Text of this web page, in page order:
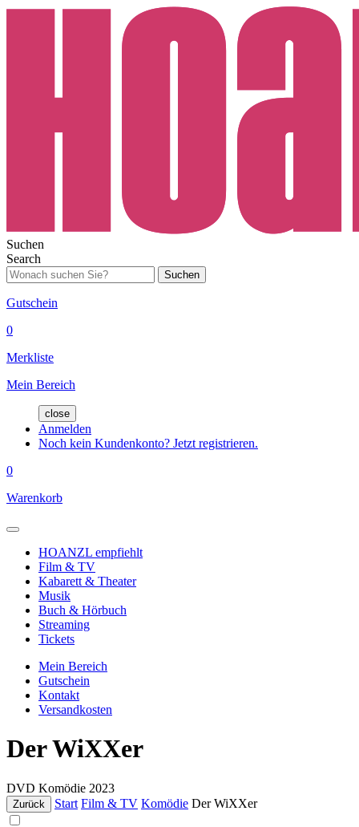
Suchen
Search
Suchen
Gutschein
0
Merkliste
Mein Bereich
close
Anmelden
Noch kein Kundenkonto? Jetzt registrieren.
0
Warenkorb
HOANZL empfiehlt
Film & TV
Kabarett & Theater
Musik
Buch & Hörbuch
Streaming
Tickets
Mein Bereich
Gutschein
Kontakt
Versandkosten
Der WiXXer
DVD Komödie 2023
Zurück Start Film & TV Komödie Der WiXXer